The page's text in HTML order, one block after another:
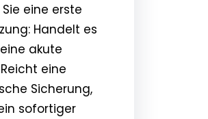
eine erste
Handelt es
akute
eine
Sicherung,
sofortiger